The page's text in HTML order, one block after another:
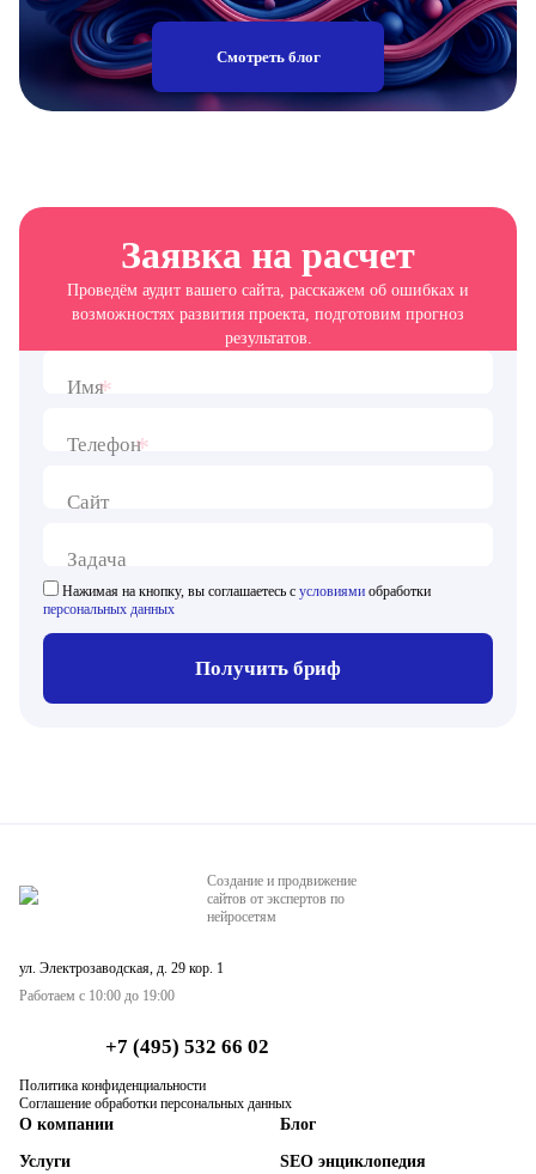
Смотреть блог
Заявка на расчет
Проведём аудит вашего сайта, расскажем об ошибках и
возможностях развития проекта, подготовим прогноз
результатов.
Имя*
Телефон*
Сайт
Задача
Нажимая на кнопку, вы соглашаетесь с условиями обработки
персональных данных
Получить бриф
Создание и продвижение
сайтов от экспертов по
нейросетям
ул. Электрозаводская, д. 29 кор. 1
Работаем с 10:00 до 19:00
+7 (495) 532 66 02
Политика конфиденциальности
Соглашение обработки персональных данных
О компании
Услуги
Блог
SEO энциклопедия